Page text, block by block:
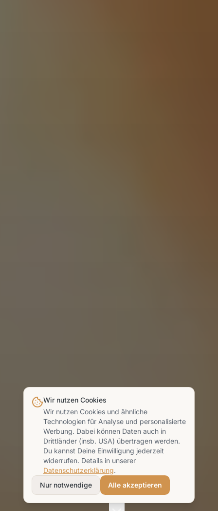
Wir nutzen Cookies
Wir nutzen Cookies und ähnliche
Technologien für Analyse und personalisierte
Werbung. Dabei können Daten auch in
Drittländer (insb. USA) übertragen werden.
Du kannst Deine Einwilligung jederzeit
widerrufen. Details in unserer
Datenschutzerklärung.
Nur notwendige
Alle akzeptieren